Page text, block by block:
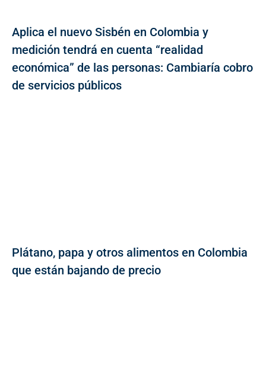
Aplica el nuevo Sisbén en Colombia y
medición tendrá en cuenta “realidad
económica” de las personas: Cambiaría cobro
de servicios públicos
Plátano, papa y otros alimentos en Colombia
que están bajando de precio